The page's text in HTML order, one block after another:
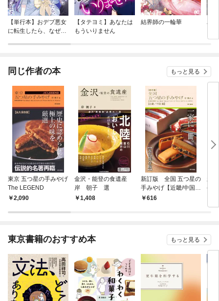
【単行本】おデブ悪女
に転生したら、なぜか
【タテヨミ】あなたは
もういりません
結界師の一輪華
バ
今
同じ作者の本 もっと見る
東京 五つ星の手みやげ
The LEGEND
2,090
金沢・能登の食遺産
岸 朝子 選
1,408
新訂版 全国 五つ星の
手みやげ【近畿/中国
編】616
新
手
東京書籍のおすすめ本 もっと見る